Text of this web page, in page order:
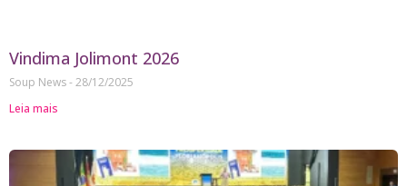
Vindima Jolimont 2026
Soup News 28/12/2025
Leia mais